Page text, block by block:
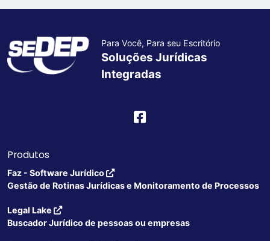
Para Você, Para seu Escritório
Soluções Jurídicas
Integradas
Produtos
Faz - Software Jurídico
Gestão de Rotinas Jurídicas e Monitoramento de Processos
Legal Lake
Buscador Jurídico de pessoas ou empresas